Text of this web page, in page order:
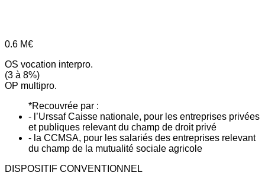
0.6 M€
OS vocation interpro.
(3 à 8%)
OP multipro.
*Recouvrée par :
- l’Urssaf Caisse nationale, pour les entreprises privées
et publiques relevant du champ de droit privé
- la CCMSA, pour les salariés des entreprises relevant
du champ de la mutualité sociale agricole
DISPOSITIF CONVENTIONNEL